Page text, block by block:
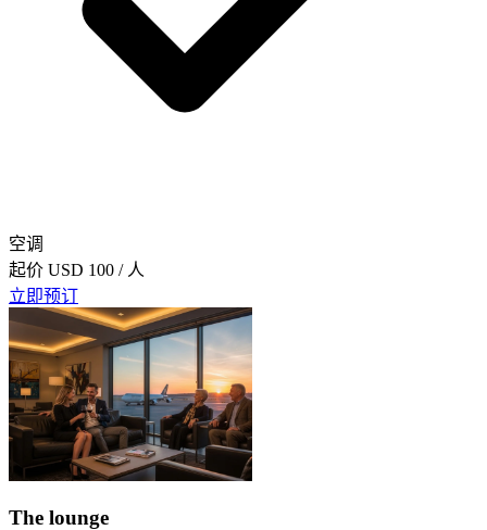
空调
起价 USD 100 / 人
立即预订
The lounge